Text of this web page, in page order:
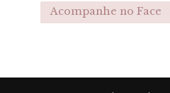
Acompanhe no Face